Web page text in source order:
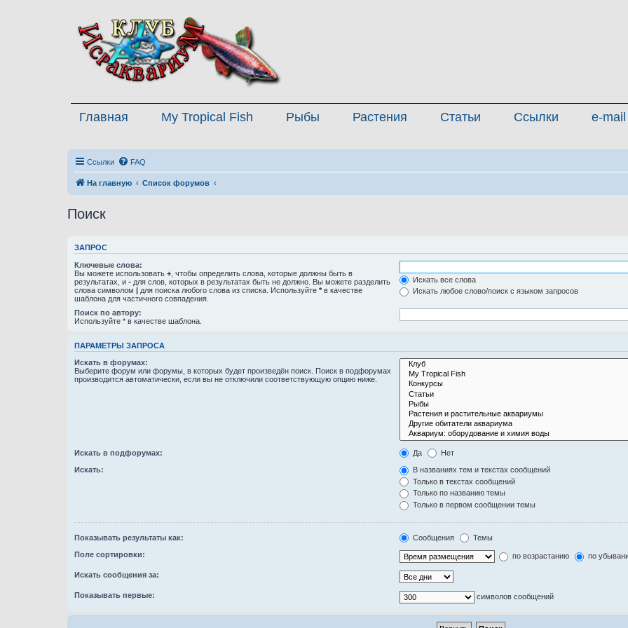
Главная My Tropical Fish Рыбы Растения Статьи Ссылки e-mail
Ссылки FAQ
На главную Список форумов
Поиск
ЗАПРОС
Ключевые слова:
Вы можете использовать + , чтобы определить слова, которые должны быть в
результатах, и - для слов, которых в результатах быть не должно. Вы можете разделить
слова символом | для поиска любого слова из списка. Используйте * в качестве
шаблона для частичного совпадения.
Искать все слова
Искать любое слово/поиск с языком запросов
Поиск по автору:
Используйте * в качестве шаблона.
ПАРАМЕТРЫ ЗАПРОСА
Искать в форумах:
Выберите форум или форумы, в которых будет произведён поиск. Поиск в подфорумах
производится автоматически, если вы не отключили соответствующую опцию ниже.
Искать в подфорумах: Да Нет
Искать:
В названиях тем и текстах сообщений
Только в текстах сообщений
Только по названию темы
Только в первом сообщении темы
Показывать результаты как: Сообщения Темы
Поле сортировки: по возрастанию по
Искать сообщения за:
Показывать первые: символов сообщений